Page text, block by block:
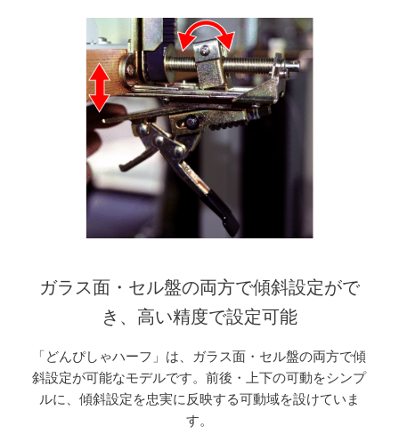
ガラス面・セル盤の両方で傾斜設定がで
き、高い精度で設定可能
「どんぴしゃハーフ」は、ガラス面・セル盤の両方で傾
斜設定が可能なモデルです。前後・上下の可動をシンプ
ルに、傾斜設定を忠実に反映する可動域を設けていま
す。